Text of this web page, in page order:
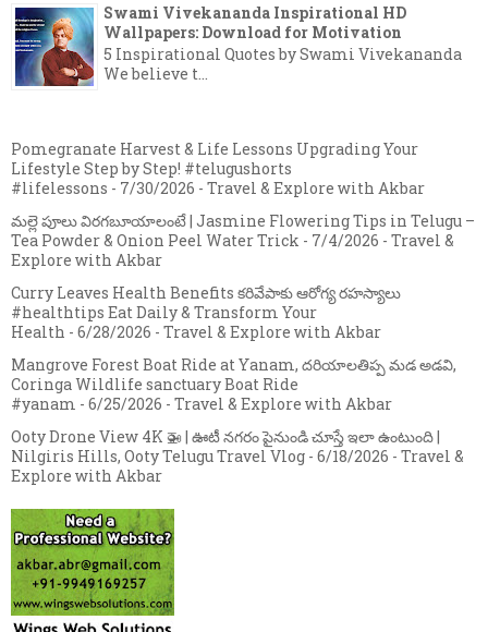
Swami Vivekananda Inspirational HD
Wallpapers: Download for Motivation
5 Inspirational Quotes by Swami Vivekananda
We believe t...
Pomegranate Harvest & Life Lessons Upgrading Your
Lifestyle Step by Step! #telugushorts
#lifelessons - 7/30/2026 - Travel & Explore with Akbar
మల్లె పూలు విరగబూయాలంటే | Jasmine Flowering Tips in Telugu –
Tea Powder & Onion Peel Water Trick - 7/4/2026 - Travel &
Explore with Akbar
Curry Leaves Health Benefits కరివేపాకు ఆరోగ్య రహస్యాలు
#healthtips Eat Daily & Transform Your
Health - 6/28/2026 - Travel & Explore with Akbar
Mangrove Forest Boat Ride at Yanam, దరియాలతిప్ప మడ అడవి,
Coringa Wildlife sanctuary Boat Ride
#yanam - 6/25/2026 - Travel & Explore with Akbar
Ooty Drone View 4K 🚁 | ఊటీ నగరం పైనుండి చూస్తే ఇలా ఉంటుంది |
Nilgiris Hills, Ooty Telugu Travel Vlog - 6/18/2026 - Travel &
Explore with Akbar